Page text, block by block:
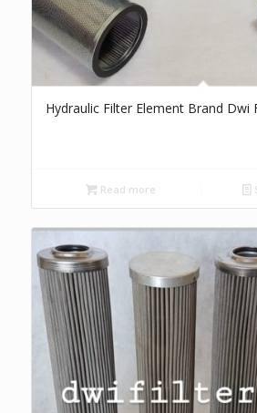
Hydraulic Filter Element Brand Dwi
Read more